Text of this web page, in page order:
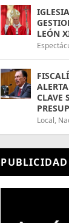
LEÓN
CLAVE
Local,